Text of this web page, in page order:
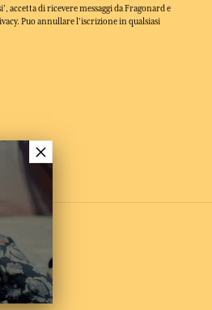
accetta di ricevere messaggi da Fragonard e
Puo annullare l'iscrizione in qualsiasi
×